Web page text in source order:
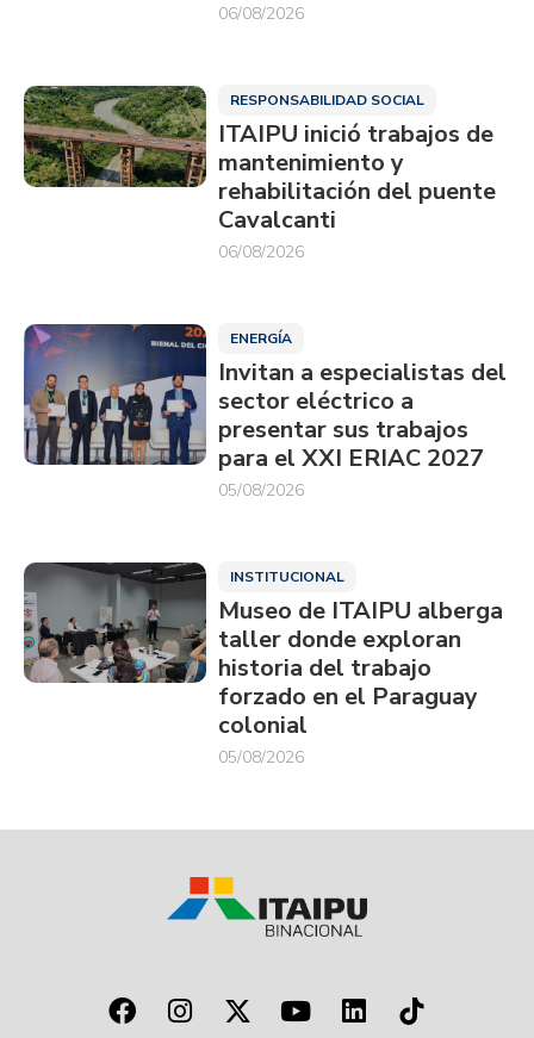
06/08/2026
RESPONSABILIDAD SOCIAL
ITAIPU inició trabajos de
mantenimiento y
rehabilitación del puente
Cavalcanti
06/08/2026
ENERGÍA
Invitan a especialistas del
sector eléctrico a
presentar sus trabajos
para el XXI ERIAC 2027
05/08/2026
INSTITUCIONAL
Museo de ITAIPU alberga
taller donde exploran
historia del trabajo
forzado en el Paraguay
colonial
05/08/2026